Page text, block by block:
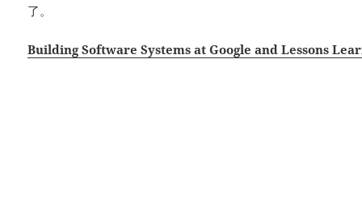
了。
Building Software Systems at Google and Lessons